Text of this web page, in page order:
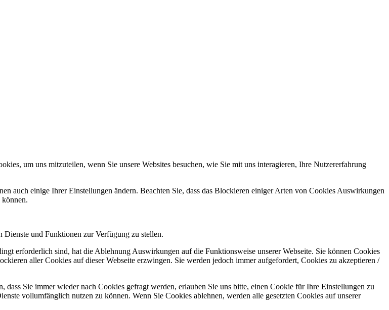
um uns mitzuteilen, wenn Sie unsere Websites besuchen, wie Sie mit uns interagieren, Ihre Nutzererfahrung
auch einige Ihrer Einstellungen ändern. Beachten Sie, dass das Blockieren einiger Arten von Cookies Auswirkungen
und Funktionen zur Verfügung zu stellen.
erforderlich sind, hat die Ablehnung Auswirkungen auf die Funktionsweise unserer Webseite. Sie können Cookies
aller Cookies auf dieser Webseite erzwingen. Sie werden jedoch immer aufgefordert, Cookies zu akzeptieren /
Sie immer wieder nach Cookies gefragt werden, erlauben Sie uns bitte, einen Cookie für Ihre Einstellungen zu
vollumfänglich nutzen zu können. Wenn Sie Cookies ablehnen, werden alle gesetzten Cookies auf unserer